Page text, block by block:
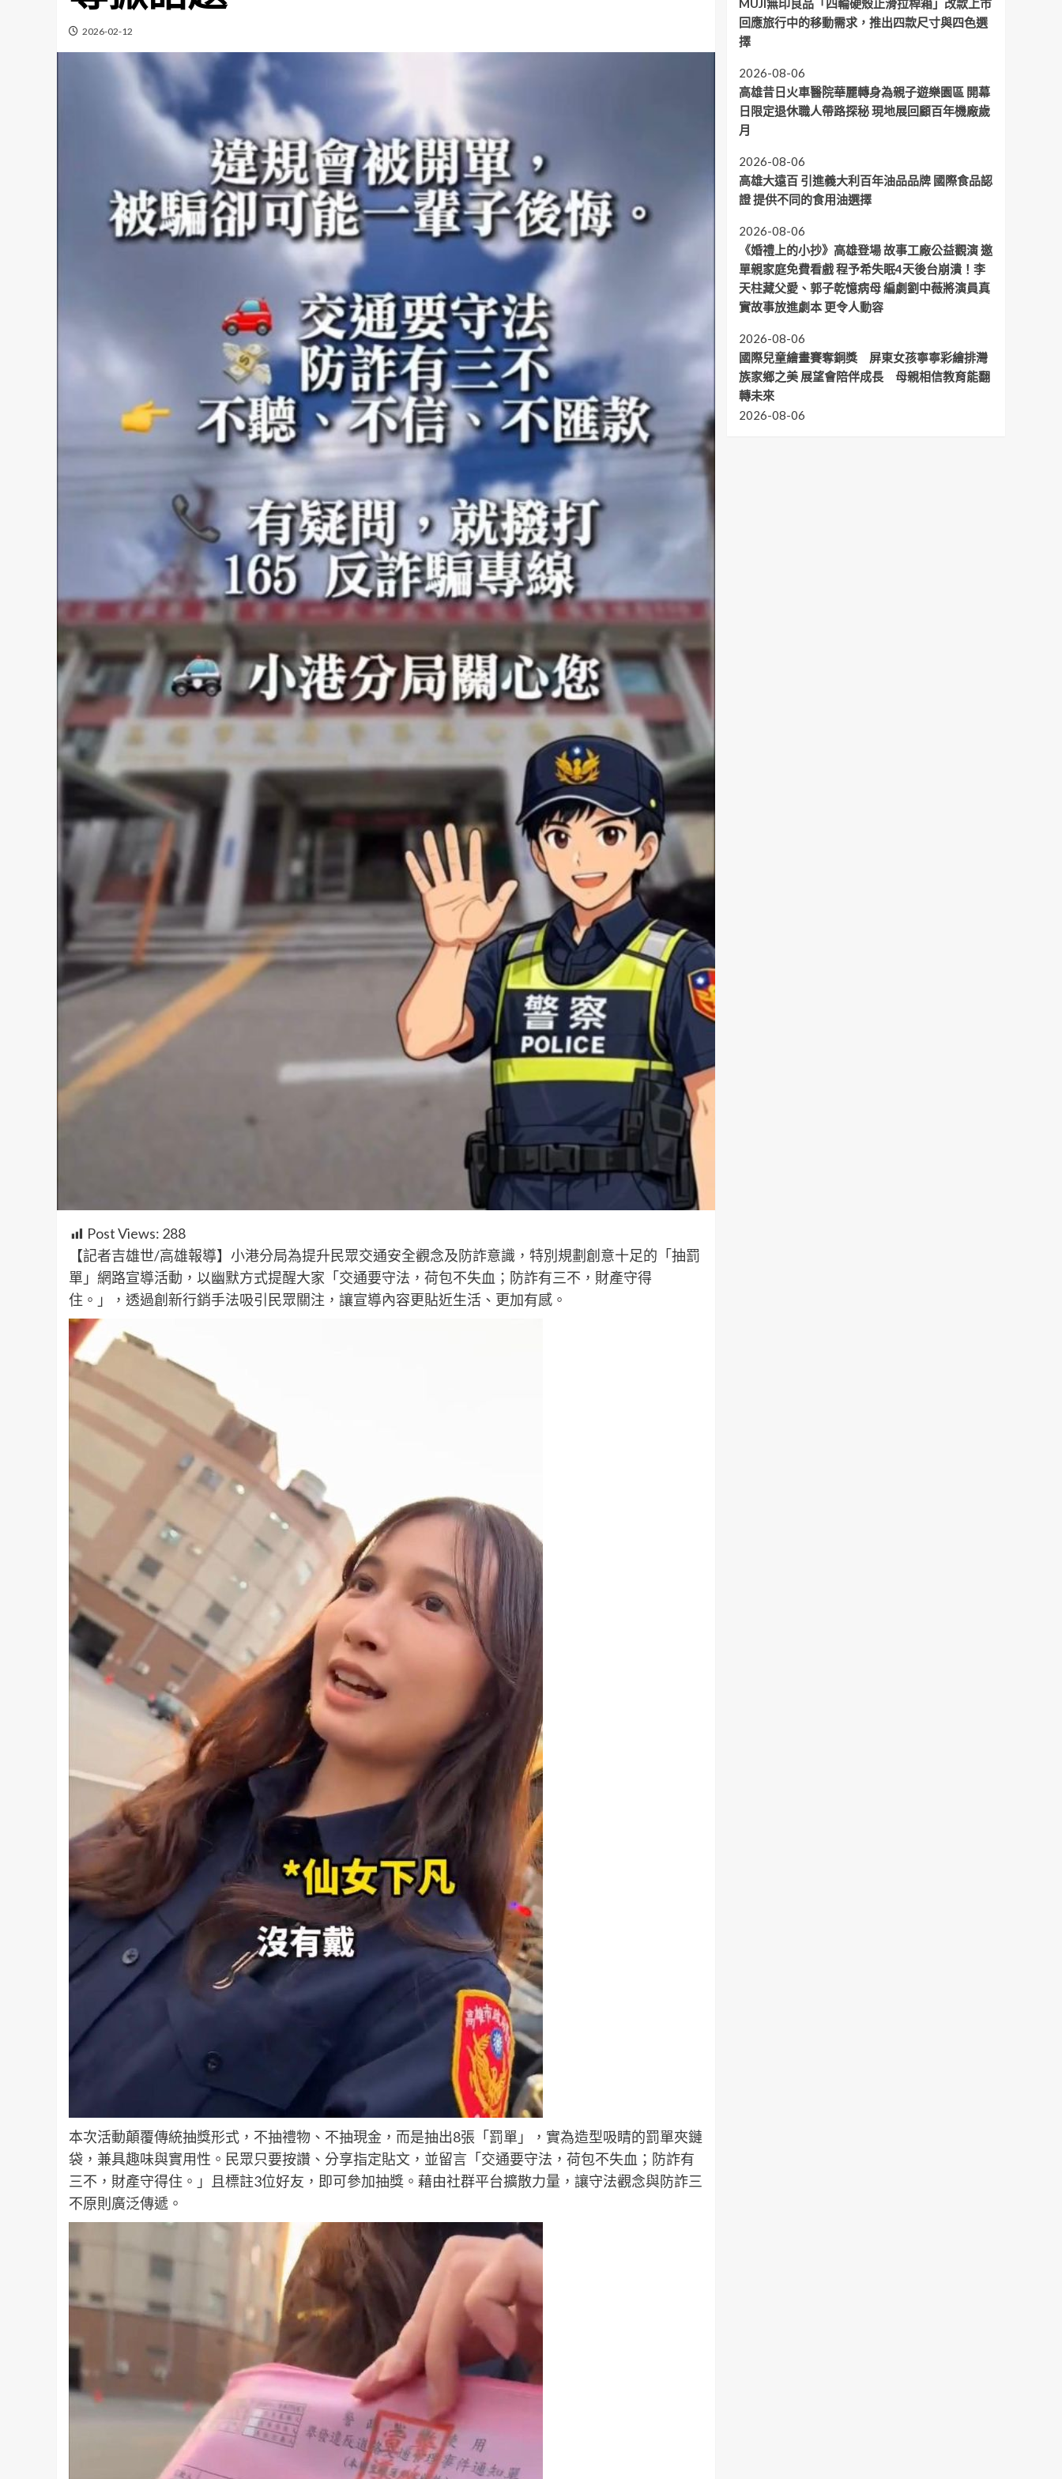
2026-02-12
Post Views: 288
【記者吉雄世/高雄報導】小港分局為提升民眾交通安全觀念及防詐意識，特別規劃創意十足的「抽罰
單」網路宣導活動，以幽默方式提醒大家「交通要守法，荷包不失血；防詐有三不，財產守得
住。」，透過創新行銷手法吸引民眾關注，讓宣導內容更貼近生活、更加有感。
本次活動顛覆傳統抽獎形式，不抽禮物、不抽現金，而是抽出8張「罰單」，實為造型吸睛的罰單夾鏈
袋，兼具趣味與實用性。民眾只要按讚、分享指定貼文，並留言「交通要守法，荷包不失血；防詐有
三不，財產守得住。」且標註3位好友，即可參加抽獎。藉由社群平台擴散力量，讓守法觀念與防詐三
不原則廣泛傳遞。
MUJI無印良品「四輪硬殼止滑拉桿箱」改款上市
回應旅行中的移動需求，推出四款尺寸與四色選
擇
2026-08-06
高雄昔日火車醫院華麗轉身為親子遊樂園區 開幕
日限定退休職人帶路探秘 現地展回顧百年機廠歲
月
2026-08-06
高雄大遠百 引進義大利百年油品品牌 國際食品認
證 提供不同的食用油選擇
2026-08-06
《婚禮上的小抄》高雄登場 故事工廠公益觀演 邀
單親家庭免費看戲 程予希失眠4天後台崩潰！李
天柱藏父愛、郭子乾憶病母 編劇劉中薇將演員真
實故事放進劇本 更令人動容
2026-08-06
國際兒童繪畫賽奪銅獎 屏東女孩寧寧彩繪排灣
族家鄉之美 展望會陪伴成長 母親相信教育能翻
轉未來
2026-08-06